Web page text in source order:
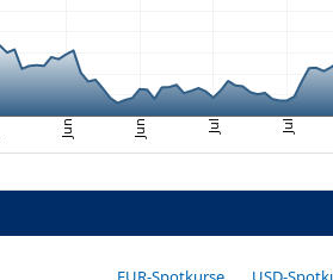
Jun Jun Jul Jul